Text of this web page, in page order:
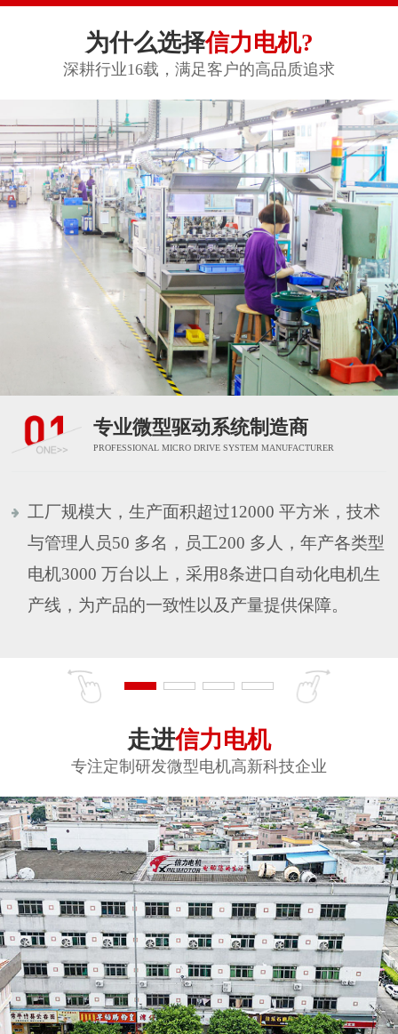
为什么选择信力电机?
深耕行业16载，满足客户的高品质追求
专业微型驱动系统制造商
PROFESSIONAL MICRO DRIVE SYSTEM MANUFACTURER
工厂规模大，生产面积超过12000 平方米，技术
与管理人员50 多名，员工200 多人，年产各类型
电机3000 万台以上，采用8条进口自动化电机生
产线，为产品的一致性以及产量提供保障。
走进信力电机
专注定制研发微型电机高新科技企业